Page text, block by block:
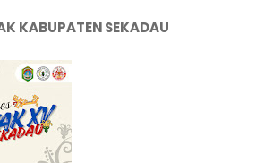
KABUPATEN SEKADAU